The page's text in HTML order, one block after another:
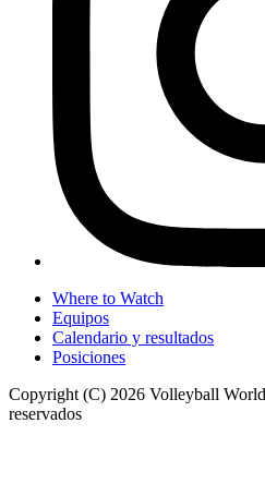
Where to Watch
Equipos
Calendario y resultados
Posiciones
Copyright (C) 2026 Volleyball
reservados